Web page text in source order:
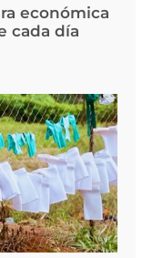
económica
cada día